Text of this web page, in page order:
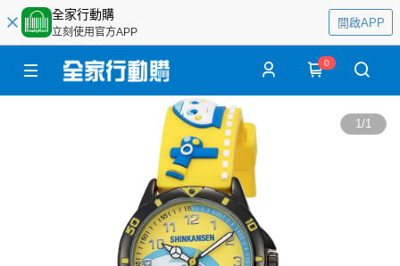
全家行動購
立刻使用官方APP
開啟APP
0
1/1